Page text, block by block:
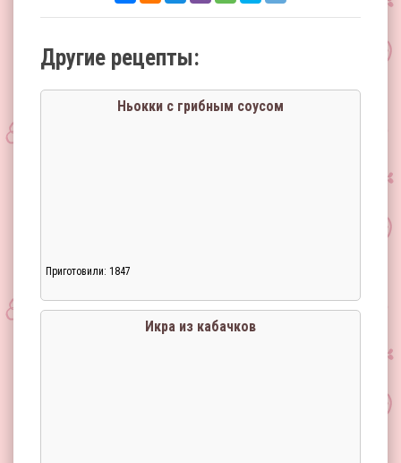
Другие рецепты:
Ньокки с грибным соусом
Приготовили: 1847
Икра из кабачков